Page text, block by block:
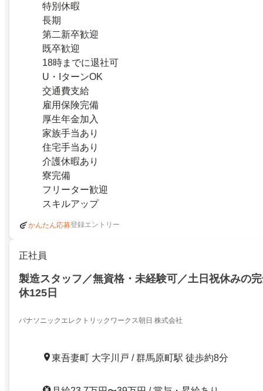
特別休暇
長期
第二新卒歓迎
既卒歓迎
18時までに退社可
U・IターンOK
交通費支給
雇用保険完備
厚生年金加入
家族手当あり
住宅手当あり
介護休暇あり
寮完備
フリーター歓迎
スキルアップ
かんたん応募登録エントリー
正社員
製造スタッフ／無資格・未経験可／土日祝休みの
休125日
パナソニックエレクトリックワークス朝日 株式会社
東吾妻町 大字川戸 / 群馬原町駅 徒歩約8分